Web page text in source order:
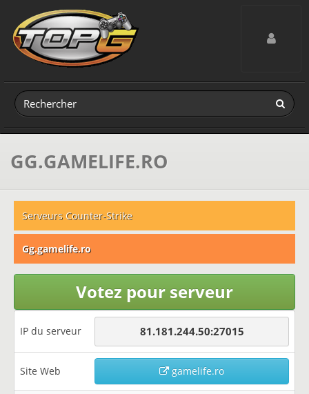
Toggle
GG.GAMELIFE.RO
Serveurs Counter-Strike
Gg.gamelife.ro
Votez pour serveur
IP du serveur 81.181.244.50:27015
Site Web gamelife.ro